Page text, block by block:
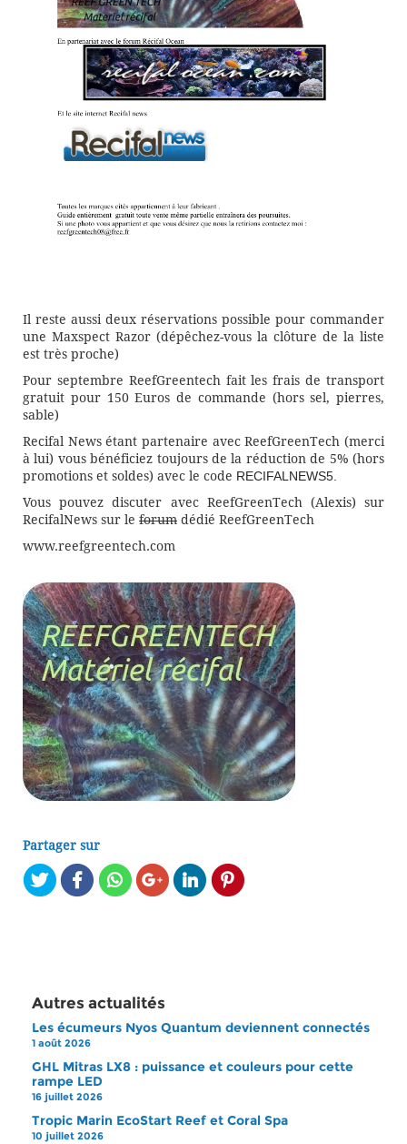
Il reste aussi deux réservations possible pour commander
une Maxspect Razor (dépêchez-vous la clôture de la liste
est très proche)
Pour septembre ReefGreentech fait les frais de transport
gratuit pour 150 Euros de commande (hors sel, pierres,
sable)
Recifal News étant partenaire avec ReefGreenTech (merci
à lui) vous bénéficiez toujours de la réduction de 5% (hors
promotions et soldes) avec le code RECIFALNEWS5.
Vous pouvez discuter avec ReefGreenTech (Alexis) sur
RecifalNews sur le forum dédié ReefGreenTech
www.reefgreentech.com
Partager sur
Autres actualités
Les écumeurs Nyos Quantum deviennent connectés
1 août 2026
GHL Mitras LX8 : puissance et couleurs pour cette
rampe LED
16 juillet 2026
Tropic Marin EcoStart Reef et Coral Spa
10 juillet 2026